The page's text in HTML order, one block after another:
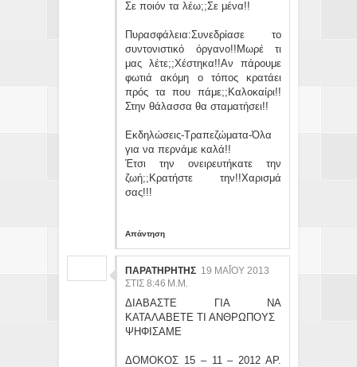
Σε ποιόν τα λέω;;Σε μένα!!
Πυρασφάλεια:Συνεδρίασε το
συντονιστικό όργανο!!Μωρέ τι
μας λέτε;;Χέστηκα!!Αν πάρουμε
φωτιά ακόμη ο τόπος κρατάει
πρός τα που πάμε;;Καλοκαίρι!!
Στην θάλασσα θα σταματήσει!!
Εκδηλώσεις-Τραπεζώματα-Όλα
για να περνάμε καλά!!
Έτσι την ονειρευτήκατε την
ζωή;;Κρατήστε την!!Χαρισμά
σας!!!
Απάντηση
ΠΑΡΑΤΗΡΗΤΗΣ 19 ΜΑΪ́ΟΥ 2013 ΣΤ
ΙΣ 8:46 Μ.Μ.
ΔΙΑΒΑΣΤΕ ΓΙΑ ΝΑ
ΚΑΤΑΛΑΒΕΤΕ ΤΙ ΑΝΘΡΩΠΟΥΣ
ΨΗΦΙΣΑΜΕ
ΔΟΜΟΚΟΣ 15 – 11 – 2012 ΑΡ.